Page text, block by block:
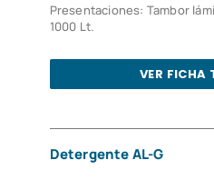
Presentaciones: Tambor
1000 Lt.
VER FICHA
Detergente AL-G